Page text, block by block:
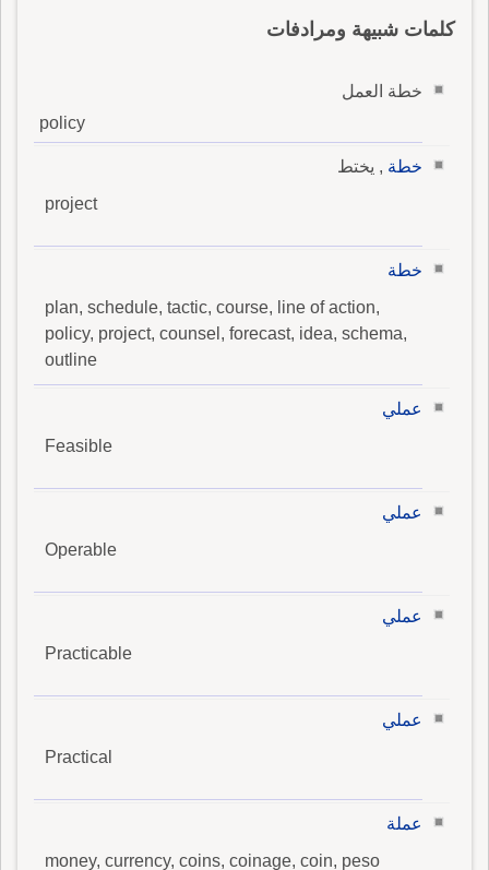
كلمات شبيهة ومرادفات
خطة العمل
policy
خطة , يختط
project
خطة
plan, schedule, tactic, course, line of action,
policy, project, counsel, forecast, idea, schema,
outline
عملي
Feasible
عملي
Operable
عملي
Practicable
عملي
Practical
عملة
money, currency, coins, coinage, coin, peso